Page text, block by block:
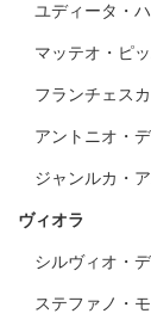
ユディータ・
マッテオ・ピ
フランチェス
アントニオ・
ジャンルカ・
ヴィオラ
シルヴィオ・
ステファノ・